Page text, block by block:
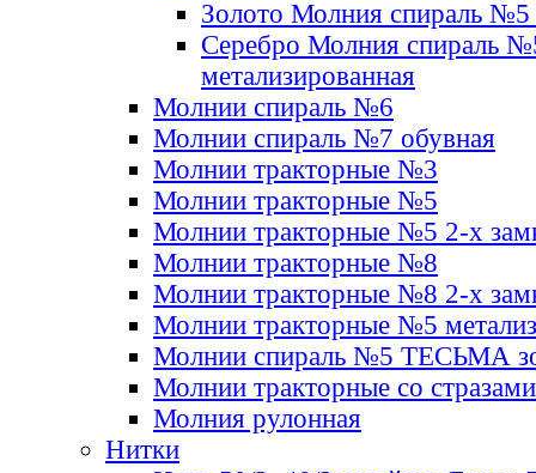
Золото Молния спираль №5
Серебро Молния спираль
метализированная
Молнии спираль №6
Молнии спираль №7 обувная
Молнии тракторные №3
Молнии тракторные №5
Молнии тракторные №5 2-х
Молнии тракторные №8
Молнии тракторные №8 2-х
Молнии тракторные №5
Молнии спираль №5 ТЕСЬМА
Молнии тракторные со стразами
Молния рулонная
Нитки